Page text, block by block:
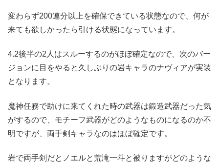
変わらず200連分以上を確保できている状態なので、何が
来ても欲しかったら引ける状態になっています。
4.2後半の2人はスルーするのがほぼ確定なので、次のバー
ジョンに目をやると久しぶりの岩キャラのナヴィアが実装
となります。
魔神任務で助けに来てくれた時の武器は鍛造武器だった気
がするので、モチーフ武器がどのようなものになるのか不
明ですが、両手剣キャラなのはほぼ確定です。
岩で両手剣だとノエルと荒滝一斗と被りますがどのような